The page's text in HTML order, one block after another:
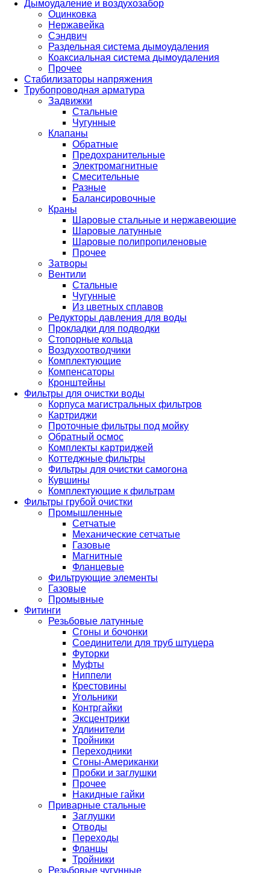
Дымоудаление и воздухозабор
Оцинковка
Нержавейка
Сэндвич
Раздельная система дымоудаления
Коаксиальная система дымоудаления
Прочее
Стабилизаторы напряжения
Трубопроводная арматура
Задвижки
Стальные
Чугунные
Клапаны
Обратные
Предохранительные
Электромагнитные
Смесительные
Разные
Балансировочные
Краны
Шаровые стальные и нержавеющие
Шаровые латунные
Шаровые полипропиленовые
Прочее
Затворы
Вентили
Стальные
Чугунные
Из цветных сплавов
Редукторы давления для воды
Прокладки для подводки
Стопорные кольца
Воздухоотводчики
Комплектующие
Компенсаторы
Кронштейны
Фильтры для очистки воды
Корпуса магистральных фильтров
Картриджи
Проточные фильтры под мойку
Обратный осмос
Комплекты картриджей
Коттеджные фильтры
Фильтры для очистки самогона
Кувшины
Комплектующие к фильтрам
Фильтры грубой очистки
Промышленные
Сетчатые
Механические сетчатые
Газовые
Магнитные
Фланцевые
Фильтрующие элементы
Газовые
Промывные
Фитинги
Резьбовые латунные
Сгоны и бочонки
Соединители для труб штуцера
Футорки
Муфты
Ниппели
Крестовины
Угольники
Контргайки
Эксцентрики
Удлинители
Тройники
Переходники
Сгоны-Американки
Пробки и заглушки
Прочее
Накидные гайки
Приварные стальные
Заглушки
Отводы
Переходы
Фланцы
Тройники
Резьбовые чугунные